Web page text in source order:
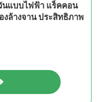
นแบบไฟฟ้า แร็คคอน
องล้างจาน ประสิทธิภาพ